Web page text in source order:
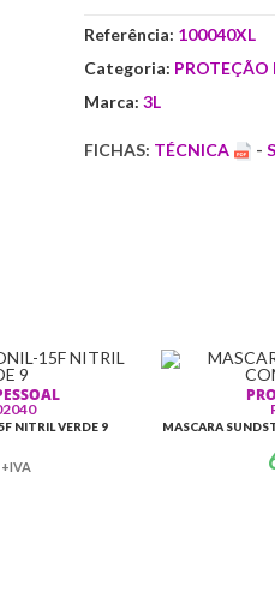
3L
UNITRIL
LP
CX100
Referência: 100040XL
Categoria: PROTEÇÃO
Marca: 3L
FICHAS: TÉCNICA -
NITRIL VERDE 9
+IVA
MASCARA